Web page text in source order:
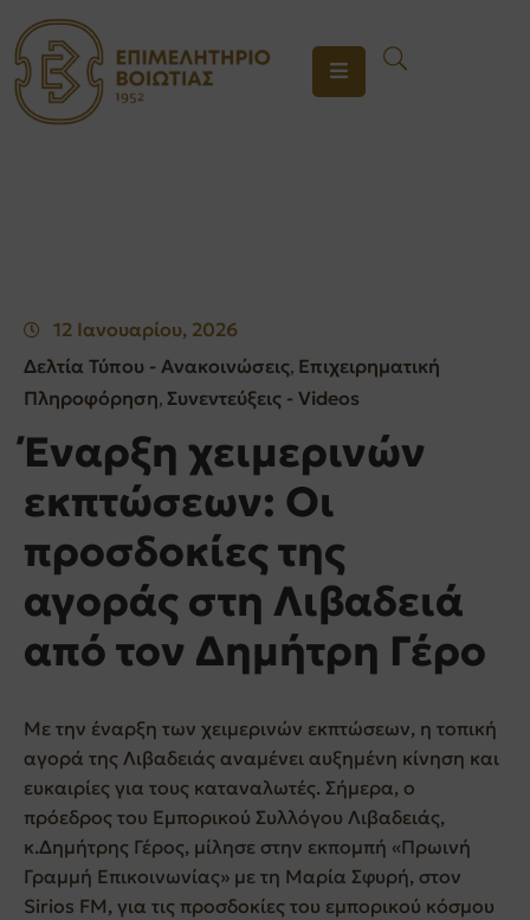
ΤΟ
ΕΠΙΜΕΛΗΤΗΡΙΟ
12 Ιανουαρίου, 2026
Δελτία Τύπου - Ανακοινώσεις‚ Επιχειρηματική
Πληροφόρηση‚ Συνεντεύξεις - Videos
Έναρξη χειμερινών
εκπτώσεων: Οι
προσδοκίες της
αγοράς στη Λιβαδειά
από τον Δημήτρη Γέρο
Με την έναρξη των χειμερινών εκπτώσεων, η τοπική
αγορά της Λιβαδειάς αναμένει αυξημένη κίνηση και
ευκαιρίες για τους καταναλωτές. Σήμερα, ο
πρόεδρος του Εμπορικού Συλλόγου Λιβαδειάς,
κ.Δημήτρης Γέρος, μίλησε στην εκπομπή «Πρωινή
Γραμμή Επικοινωνίας» με τη Μαρία Σφυρή, στον
Sirios FM, για τις προσδοκίες του εμπορικού κόσμου